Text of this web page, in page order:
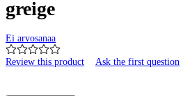
greige
Ei arvosanaa
Review this product Ask the first question